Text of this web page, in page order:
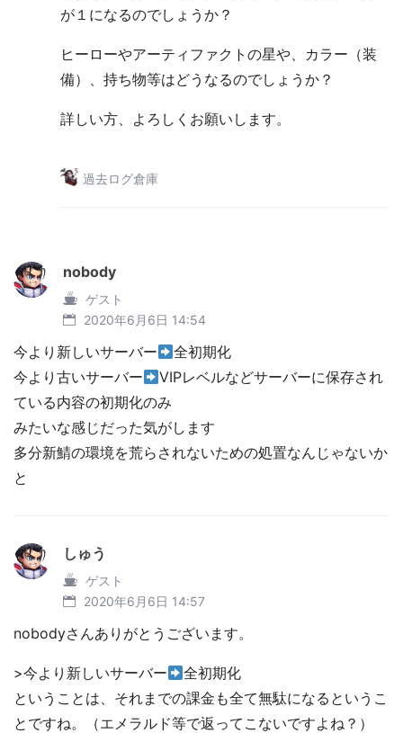
が１になるのでしょうか？
ヒーローやアーティファクトの星や、カラー（装
備）、持ち物等はどうなるのでしょうか？
詳しい方、よろしくお願いします。
過去ログ倉庫
nobody
ゲスト
2020年6月6日 14:54
今より新しいサーバー
全初期化
今より古いサーバー
VIPレベルなどサーバーに保存され
ている内容の初期化のみ
みたいな感じだった気がします
多分新鯖の環境を荒らされないための処置なんじゃないか
と
しゅう
ゲスト
2020年6月6日 14:57
nobodyさんありがとうございます。
>今より新しいサーバー
全初期化
ということは、それまでの課金も全て無駄になるというこ
とですね。（エメラルド等で返ってこないですよね？）